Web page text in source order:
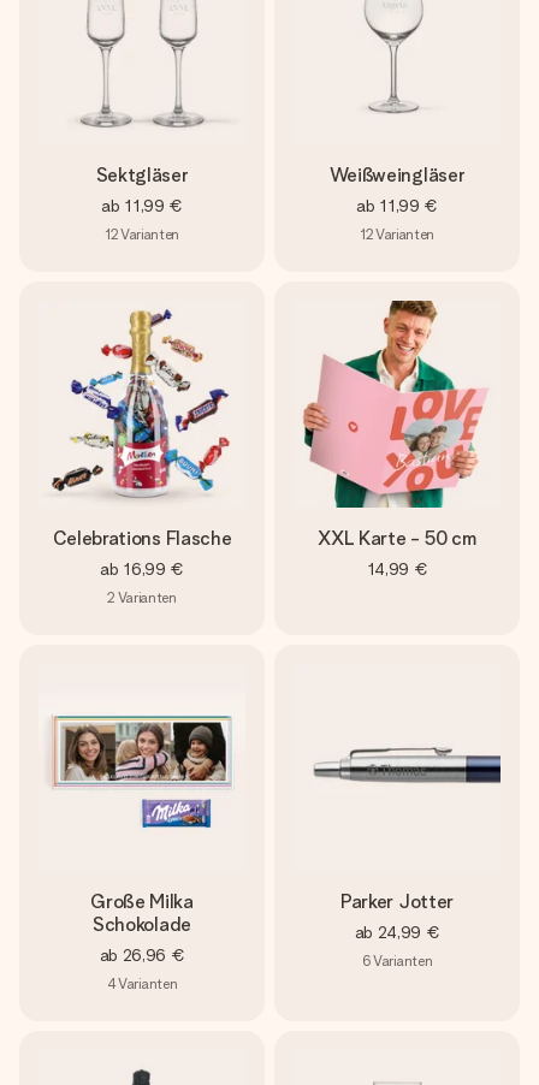
Sektgläser
ab 11,99 €
12Varianten
Weißweingläser
ab 11,99 €
12Varianten
Celebrations Flasche
ab 16,99 €
2 Varianten
XXL Karte - 50 cm
14,99 €
Große Milka
Schokolade
ab 26,96 €
4Varianten
Parker Jotter
ab 24,99 €
6Varianten